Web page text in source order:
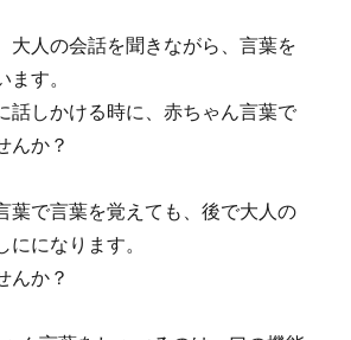
大人の会話を聞きながら、言葉を
す。
話しかける時に、赤ちゃん言葉で
んか？
葉で言葉を覚えても、後で大人の
になります。
んか？